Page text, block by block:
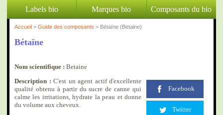
Labels bio Marques bio Composants du bio
Accueil > Guide des composants > Bétaïne (Betaine)
Bétaïne
Nom scientifique : Betaine
Facebook
Twitter
Description : C'est un agent actif d'excellente
qualité obtenu à partir du sucre de canne qui
calme les irritations, hydrate la peau et donne
du volume aux cheveux.